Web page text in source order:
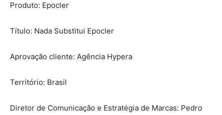
Produto: Epocler
Título: Nada Substitui Epocler
Aprovação cliente: Agência Hypera
Território: Brasil
Diretor de Comunicação e Estratégia de Marcas: Pedro